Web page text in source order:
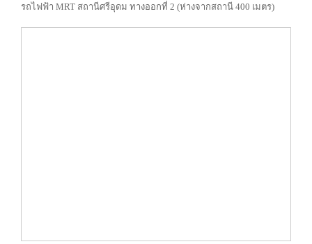
รถไฟฟ้า MRT สถานีศรีอุดม ทางออกที่ 2 (ห่างจากสถานี 400 เมตร)